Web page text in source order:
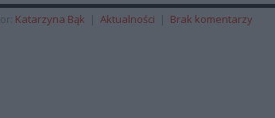
Katarzyna Bąk | Aktualności | Brak komentarzy